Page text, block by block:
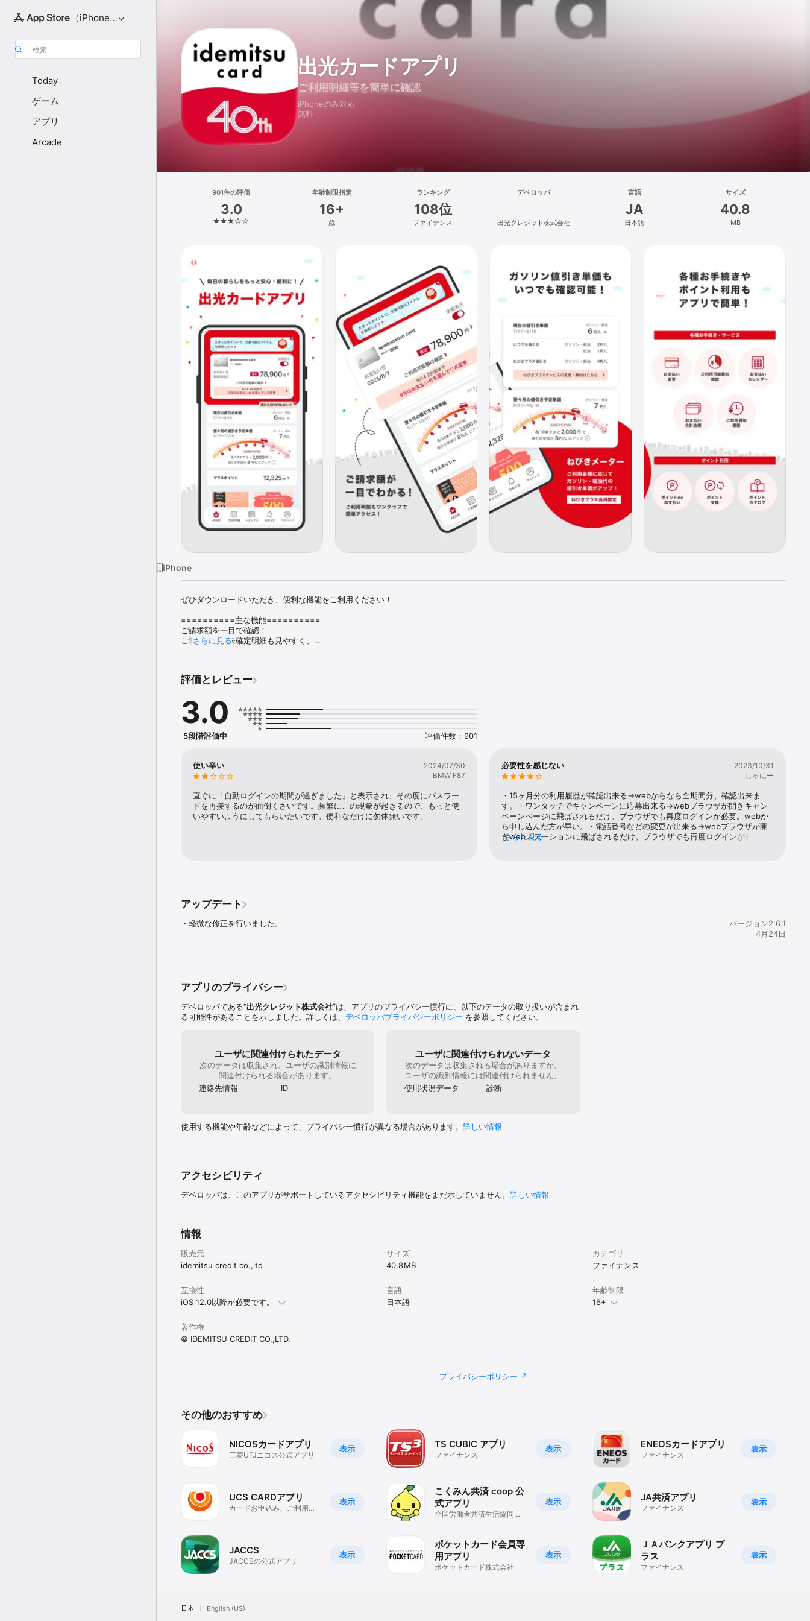
（iPhone向け）
検索
Today
ゲーム
アプリ
Arcade
出光カードアプリ
ご利用明細等を簡単に確認
iPhoneのみ対応
無料
901件の評価
3.0
年齢制限指定
16+
歳
ランキング
108位
ファイナンス
デベロッパ
出光クレジット株式会社
言語
JA
日本語
サイズ
40.8
MB
iPhone
ぜひダウンロードいただき、便利な機能をご利用ください！
==========主な機能==========
ご請求額を一目で確認！
ご利用明細や未確定明細も見やすく、
登録者限定『ねびきプラスサービス』。
ねびきメーターで簡単にチェック！値引き単価のアップまで、あといくらかもわかりやすい。
その他にこんな機能も！
・ポイント利用
・おトク情報
・カードおまとめ登録
・『ウェブステーション』に簡単ログイン
・ お支払いカレンダー
※本アプリご利用にあたっては、弊社のインターネット会員サービス『ウェブステーション』への会員登録（無
料）が必要となります。
※ご家族会員様がご利用になる場合は、『ウェブステーション』と同様の表示となります。
※本アプリおよび『ウェブステーション』に初めてご登録いただいた会員様は、アプリ登録後の18日から随時請求
プル関連会社は一切関係ありません。また、プレゼントキャンペーンの賞品にはApple Inc.およびアップル関連会
社のものは含まれません。
さらに見る
評価とレビュー
3.0
5段階評価中 評価件数：901
使い辛い
2024/07/30
BMW F87
直ぐに「自動ログインの期間が過ぎました」と表示され、その度にパスワー
ドを再接するのが面倒くさいです。頻繁にこの現象が起きるので、もっと使
いやすいようにしてもらいたいです。便利なだけに勿体無いです。
必要性を感じない
2023/10/31
しゃにー
・15ヶ月分の利用履歴が確認出来る→webからなら全期間分、確認出来ま
す。・ワンタッチでキャンペーンに応募出来る→webブラウザが開きキャン
ペーンページに飛ばされるだけ。ブラウザでも再度ログインが必要。webか
ら申し込んだ方が早い。・電話番号などの変更が出来る→webブラウザが開
きwebステーションに飛ばされるだけ。ブラウザでも再度ログインが必要。
さらに見る
アップデート
・軽微な修正を行いました。
バージョン2.6.1
4月24日
アプリのプライバシー
デベロッパである“出光クレジット株式会社”は、アプリのプライバシー慣行に、以下のデータの取り扱いが含まれ
る可能性があることを示しました。詳しくは、 デベロッパプライバシーポリシー を参照してください。
ユーザに関連付けられたデータ
次のデータは収集され、ユーザの識別情報に
関連付けられる場合があります。
連絡先情報
ID
ユーザに関連付けられないデータ
次のデータは収集される場合がありますが、
ユーザの識別情報には関連付けられません。
使用状況データ
診断
使用する機能や年齢などによって、プライバシー慣行が異なる場合があります。 詳しい情報
アクセシビリティ
デベロッパは、このアプリがサポートしているアクセシビリティ機能をまだ示していません。 詳しい情報
情報
販売元
idemitsu credit co.,ltd
サイズ
40.8 MB
カテゴリ
ファイナンス
互換性
iOS 12.0以降が必要です。
言語
日本語
年齢制限
16+
著作権
© IDEMITSU CREDIT CO.,LTD.
プライバシーポリシー
その他のおすすめ
表示
NICOSカードアプリ
三菱UFJニコス公式アプリ
表示
UCS CARDアプリ
カードお申込み、ご利用明
表示
JACCS
JACCSの公式アプリ
表示
TS CUBIC アプリ
ファイナンス
表示
こくみん共済 coop 公
式アプリ
全国労働者共済生活協同組
表示
ポケットカード会員専
用アプリ
ポケットカード株式会社
表示
ENEOSカードアプリ
ファイナンス
表示
JA共済アプリ
ファイナンス
表示
ＪＡバンクアプリ プ
ラス
ファイナンス
日本 English (US)